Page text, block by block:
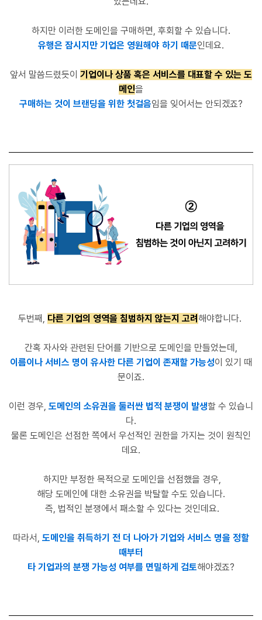
하지만 이러한 도메인을 구매하면, 후회할 수 있습니다.
유행은 잠시지만 기업은 영원해야 하기 때문인데요.
앞서 말씀드렸듯이 기업이나 상품 혹은 서비스를 대표할 수 있는 도
메인을
구매하는 것이 브랜딩을 위한 첫걸음임을 잊어서는 안되겠죠?
두번째, 다른 기업의 영역을 침범하지 않는지 고려 해야합니다.
간혹 자사와 관련된 단어를 기반으로 도메인을 만들었는데 ,
이름이 나 서비스 명이 유사한 다른 기업이 존재할 가능성이 있기 때
문이죠.
이런 경우, 도메인의 소유권을 둘러싼 법적 분쟁이 발생할 수 있습니
다.
물론 도메인은 선점한 쪽에서 우선적인 권한을 가지는 것이 원칙인
데요.
하지만 부정한 목적으로 도메인을 선점했을 경우,
해당 도메인에 대한 소유권을 박탈할 수도 있습니다.
즉, 법적인 분쟁에서 패소할 수 있다는 것인데요.
따라서 , 도메인을 취득하기 전 더 나아가 기업와 서비스 명을 정할
때부터
타 기업과의 분쟁 가능성 여부를 면밀하게 검토해야겠죠?